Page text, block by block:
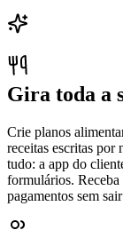
Gira toda a
Crie planos
receitas escritas por
tudo: a app do
formulários. Receba
pagamentos sem